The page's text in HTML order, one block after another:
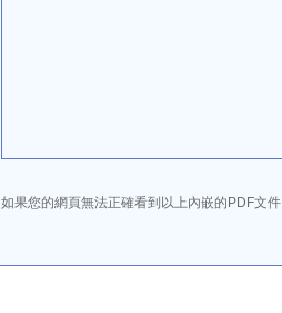
如果您的網頁無法正確看到以上內嵌的PDF文